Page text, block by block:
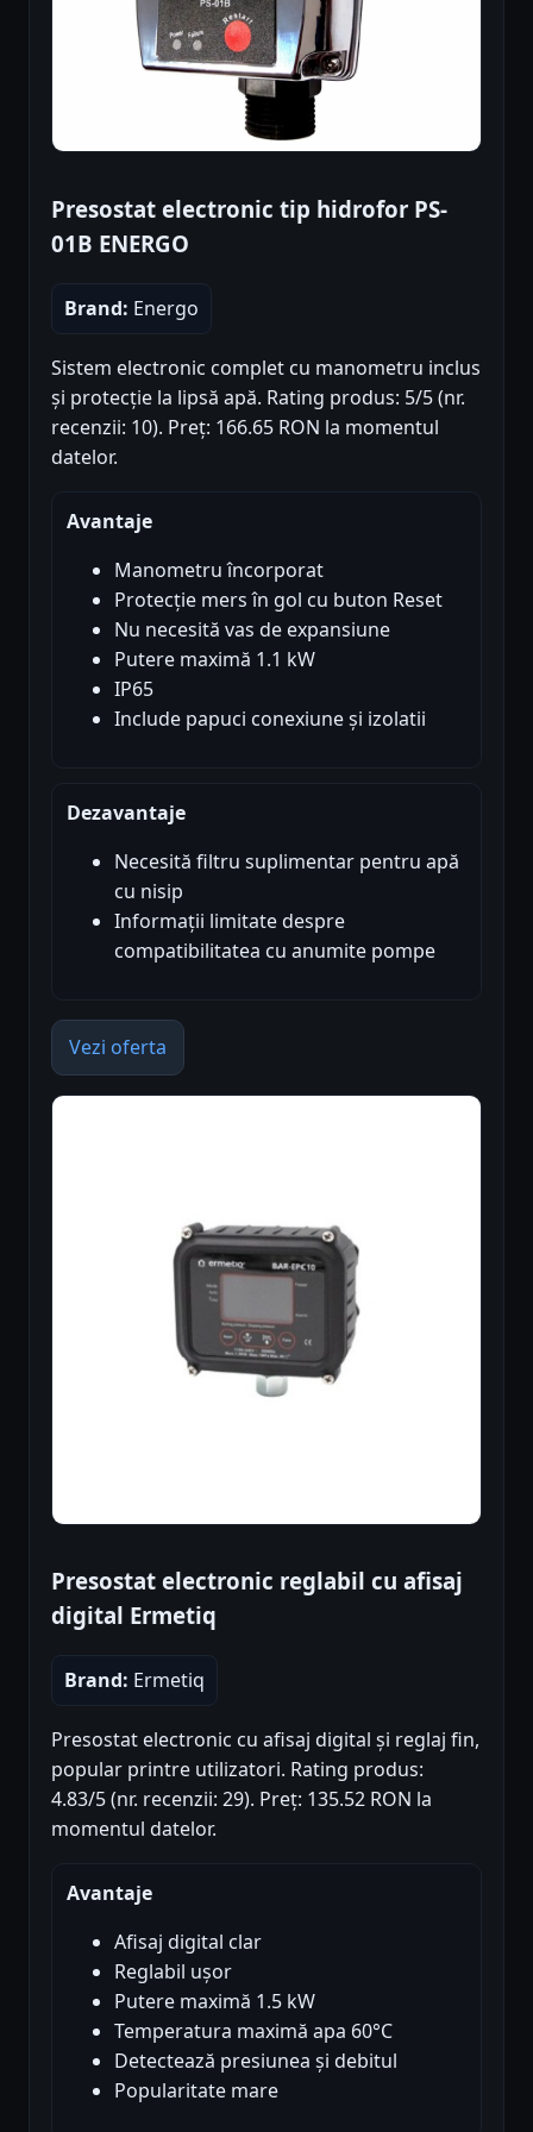
Presostat electronic tip hidrofor PS-
01B ENERGO
Brand: Energo
Sistem electronic complet cu manometru inclus
și protecție la lipsă apă. Rating produs: 5/5 (nr.
recenzii: 10). Preț: 166.65 RON la momentul
datelor.
Avantaje
Manometru încorporat
Protecție mers în gol cu buton Reset
Nu necesită vas de expansiune
Putere maximă 1.1 kW
IP65
Include papuci conexiune și izolatii
Dezavantaje
Necesită filtru suplimentar pentru apă
cu nisip
Informații limitate despre
compatibilitatea cu anumite pompe
Vezi oferta
Presostat electronic reglabil cu afisaj
digital Ermetiq
Brand: Ermetiq
Presostat electronic cu afisaj digital și reglaj fin,
popular printre utilizatori. Rating produs:
4.83/5 (nr. recenzii: 29). Preț: 135.52 RON la
momentul datelor.
Avantaje
Afisaj digital clar
Reglabil ușor
Putere maximă 1.5 kW
Temperatura maximă apa 60°C
Detectează presiunea și debitul
Popularitate mare